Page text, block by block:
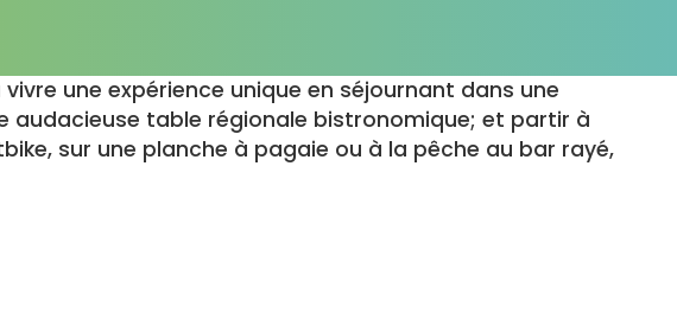
une expérience unique en séjournant dans une
audacieuse table régionale bistronomique; et partir à
sur une planche à pagaie ou à la pêche au bar rayé,